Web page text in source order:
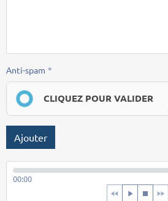
Anti-spam
CLIQUEZ POUR VALIDER
Ajouter
00:00